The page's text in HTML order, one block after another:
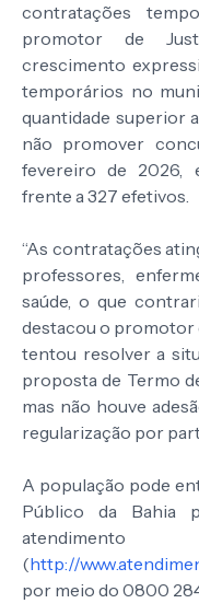
contratações
promotor de
crescimento
temporários no
quantidade superior
não promover
fevereiro de 2026,
frente a 327 efetivos.
“As contratações
professores,
saúde, o que
destacou o promotor
tentou resolver a
proposta de Termo
mas não houve
regularização por
A população pode
Público da Bahia
(http://
por meio do 0800